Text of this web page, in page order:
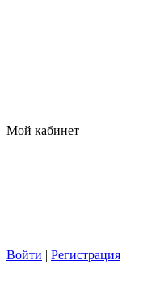
Мой кабинет
Войти | Регистрация